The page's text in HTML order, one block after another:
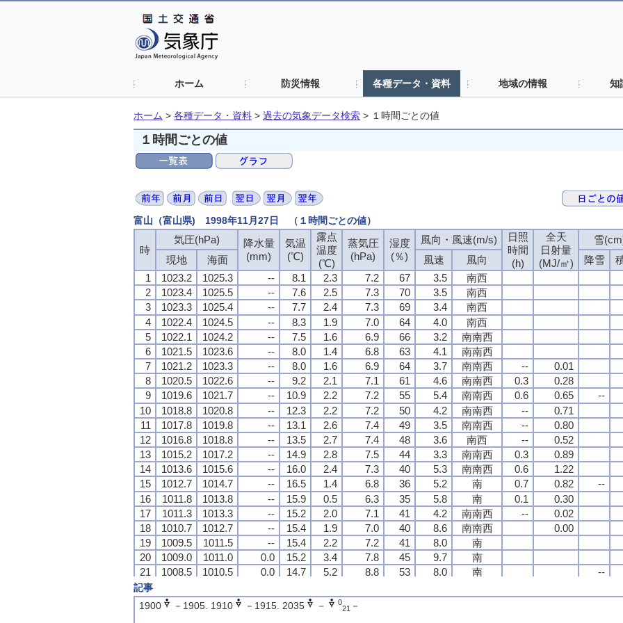
ホーム 防災情報 各種データ・資料 地域の情報 知
ホーム > 各種データ・資料 > 過去の気象データ検索 > １時間ごとの値
１時間ごとの値
富山（富山県) 1998年11月27日 （１時間ごとの値）
時
気圧(hPa)
降水量
(mm)
気温
(℃)
露点
温度
(℃)
蒸気圧
(hPa)
湿度
(％)
風向・風速(m/s)
日照
時間
(h)
全天
日射量
(MJ/㎡)
雪
現地 海面 風速 風向 降雪
1
1023.2 1025.3 -- 8.1 2.3 7.2 67 3.5 南西
2
1023.4 1025.5 -- 7.6 2.5 7.3 70 3.5 南西
3
1023.3 1025.4 -- 7.7 2.4 7.3 69 3.4 南西
4
1022.4 1024.5 -- 8.3 1.9 7.0 64 4.0 南西
5
1022.1 1024.2 -- 7.5 1.6 6.9 66 3.2 南南西
6
1021.5 1023.6 -- 8.0 1.4 6.8 63 4.1 南南西
7
1021.2 1023.3 -- 8.0 1.6 6.9 64 3.7 南南西 -- 0.01
8
1020.5 1022.6 -- 9.2 2.1 7.1 61 4.6 南南西 0.3 0.28
9
1019.6 1021.7 -- 10.9 2.2 7.2 55 5.4 南南西 0.6 0.65 --
10
1018.8 1020.8 -- 12.3 2.2 7.2 50 4.2 南南西 -- 0.71
11
1017.8 1019.8 -- 13.1 2.6 7.4 49 3.5 南南西 -- 0.80
12
1016.8 1018.8 -- 13.5 2.7 7.4 48 3.6 南西 -- 0.52
13
1015.2 1017.2 -- 14.9 2.8 7.5 44 3.3 南南西 0.3 0.89
14
1013.6 1015.6 -- 16.0 2.4 7.3 40 5.3 南南西 0.6 1.22
15
1012.7 1014.7 -- 16.5 1.4 6.8 36 5.2 南 0.7 0.82 --
16
1011.8 1013.8 -- 15.9 0.5 6.3 35 5.8 南 0.1 0.30
17
1011.3 1013.3 -- 15.2 2.0 7.1 41 4.2 南南西 -- 0.02
18
1010.7 1012.7 -- 15.4 1.9 7.0 40 8.6 南南西 0.00
19
1009.5 1011.5 -- 15.4 2.2 7.2 41 8.0 南
20
1009.0 1011.0 0.0 15.2 3.4 7.8 45 9.7 南
21
1008.5 1010.5 0.0 14.7 5.2 8.8 53 8.0 南 --
22
23
1009.7 1011.7 2.0 11.4 9.5
時
気圧(hPa)
降水量
(mm)
気温
(℃)
露点
温度
(℃)
蒸気圧
(hPa)
湿度
(％)
風向・風速(m/s)
日照
時間
(h)
全天
日射量
(MJ/㎡)
雪
現地 海面 風速 風向 降雪
1
1023.2 1025.3 -- 8.1 2.3 7.2 67 3.5 南西
2
1023.4 1025.5 -- 7.6 2.5 7.3 70 3.5 南西
3
1023.3 1025.4 -- 7.7 2.4 7.3 69 3.4 南西
4
1022.4 1024.5 -- 8.3 1.9 7.0 64 4.0 南西
5
1022.1 1024.2 -- 7.5 1.6 6.9 66 3.2 南南西
6
1021.5 1023.6 -- 8.0 1.4 6.8 63 4.1 南南西
7
1021.2 1023.3 -- 8.0 1.6 6.9 64 3.7 南南西 -- 0.01
8
1020.5 1022.6 -- 9.2 2.1 7.1 61 4.6 南南西 0.3 0.28
9
1019.6 1021.7 -- 10.9 2.2 7.2 55 5.4 南南西 0.6 0.65 --
10
1018.8 1020.8 -- 12.3 2.2 7.2 50 4.2 南南西 -- 0.71
11
1017.8 1019.8 -- 13.1 2.6 7.4 49 3.5 南南西 -- 0.80
12
1016.8 1018.8 -- 13.5 2.7 7.4 48 3.6 南西 -- 0.52
13
1015.2 1017.2 -- 14.9 2.8 7.5 44 3.3 南南西 0.3 0.89
14
1013.6 1015.6 -- 16.0 2.4 7.3 40 5.3 南南西 0.6 1.22
15
1012.7 1014.7 -- 16.5 1.4 6.8 36 5.2 南 0.7 0.82 --
16
1011.8 1013.8 -- 15.9 0.5 6.3 35 5.8 南 0.1 0.30
17
1011.3 1013.3 -- 15.2 2.0 7.1 41 4.2 南南西 -- 0.02
18
1010.7 1012.7 -- 15.4 1.9 7.0 40 8.6 南南西 0.00
19
1009.5 1011.5 -- 15.4 2.2 7.2 41 8.0 南
20
1009.0 1011.0 0.0 15.2 3.4 7.8 45 9.7 南
21
1008.5 1010.5 0.0 14.7 5.2 8.8 53 8.0 南 --
22
23
1009.7 1011.7 2.0 11.4 9.5
時
気圧(hPa)
降水量
(mm)
気温
(℃)
露点
温度
(℃)
蒸気圧
(hPa)
湿度
(％)
風向・風速(m/s)
日照
時間
(h)
全天
日射量
(MJ/㎡)
雪
現地 海面 風速 風向 降雪
1
1023.2 1025.3 -- 8.1 2.3 7.2 67 3.5 南西
2
1023.4 1025.5 -- 7.6 2.5 7.3 70 3.5 南西
3
1023.3 1025.4 -- 7.7 2.4 7.3 69 3.4 南西
4
1022.4 1024.5 -- 8.3 1.9 7.0 64 4.0 南西
5
1022.1 1024.2 -- 7.5 1.6 6.9 66 3.2 南南西
6
1021.5 1023.6 -- 8.0 1.4 6.8 63 4.1 南南西
7
1021.2 1023.3 -- 8.0 1.6 6.9 64 3.7 南南西 -- 0.01
8
1020.5 1022.6 -- 9.2 2.1 7.1 61 4.6 南南西 0.3 0.28
9
1019.6 1021.7 -- 10.9 2.2 7.2 55 5.4 南南西 0.6 0.65 --
10
1018.8 1020.8 -- 12.3 2.2 7.2 50 4.2 南南西 -- 0.71
11
1017.8 1019.8 -- 13.1 2.6 7.4 49 3.5 南南西 -- 0.80
12
1016.8 1018.8 -- 13.5 2.7 7.4 48 3.6 南西 -- 0.52
13
1015.2 1017.2 -- 14.9 2.8 7.5 44 3.3 南南西 0.3 0.89
14
1013.6 1015.6 -- 16.0 2.4 7.3 40 5.3 南南西 0.6 1.22
15
1012.7 1014.7 -- 16.5 1.4 6.8 36 5.2 南 0.7 0.82 --
16
1011.8 1013.8 -- 15.9 0.5 6.3 35 5.8 南 0.1 0.30
17
1011.3 1013.3 -- 15.2 2.0 7.1 41 4.2 南南西 -- 0.02
18
1010.7 1012.7 -- 15.4 1.9 7.0 40 8.6 南南西 0.00
19
1009.5 1011.5 -- 15.4 2.2 7.2 41 8.0 南
20
1009.0 1011.0 0.0 15.2 3.4 7.8 45 9.7 南
21
1008.5 1010.5 0.0 14.7 5.2 8.8 53 8.0 南 --
22
23
1009.7 1011.7 2.0 11.4 9.5
時
気圧(hPa)
降水量
(mm)
気温
(℃)
露点
温度
(℃)
蒸気圧
(hPa)
湿度
(％)
風向・風速(m/s)
日照
時間
(h)
全天
日射量
(MJ/㎡)
雪
現地 海面 風速 風向 降雪
1
1023.2 1025.3 -- 8.1 2.3 7.2 67 3.5 南西
2
1023.4 1025.5 -- 7.6 2.5 7.3 70 3.5 南西
3
1023.3 1025.4 -- 7.7 2.4 7.3 69 3.4 南西
4
1022.4 1024.5 -- 8.3 1.9 7.0 64 4.0 南西
5
1022.1 1024.2 -- 7.5 1.6 6.9 66 3.2 南南西
6
1021.5 1023.6 -- 8.0 1.4 6.8 63 4.1 南南西
7
1021.2 1023.3 -- 8.0 1.6 6.9 64 3.7 南南西 -- 0.01
8
1020.5 1022.6 -- 9.2 2.1 7.1 61 4.6 南南西 0.3 0.28
9
1019.6 1021.7 -- 10.9 2.2 7.2 55 5.4 南南西 0.6 0.65 --
10
1018.8 1020.8 -- 12.3 2.2 7.2 50 4.2 南南西 -- 0.71
11
1017.8 1019.8 -- 13.1 2.6 7.4 49 3.5 南南西 -- 0.80
12
1016.8 1018.8 -- 13.5 2.7 7.4 48 3.6 南西 -- 0.52
13
1015.2 1017.2 -- 14.9 2.8 7.5 44 3.3 南南西 0.3 0.89
14
1013.6 1015.6 -- 16.0 2.4 7.3 40 5.3 南南西 0.6 1.22
15
1012.7 1014.7 -- 16.5 1.4 6.8 36 5.2 南 0.7 0.82 --
16
1011.8 1013.8 -- 15.9 0.5 6.3 35 5.8 南 0.1 0.30
17
1011.3 1013.3 -- 15.2 2.0 7.1 41 4.2 南南西 -- 0.02
18
1010.7 1012.7 -- 15.4 1.9 7.0 40 8.6 南南西 0.00
19
1009.5 1011.5 -- 15.4 2.2 7.2 41 8.0 南
20
1009.0 1011.0 0.0 15.2 3.4 7.8 45 9.7 南
21
1008.5 1010.5 0.0 14.7 5.2 8.8 53 8.0 南 --
22
23
1009.7 1011.7 2.0 11.4 9.5
記事
1900
－1905. 1910 －1915. 2035 － 0
21 －